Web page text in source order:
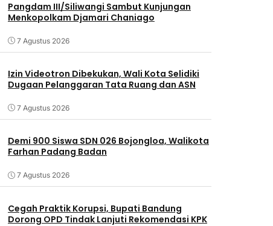
Pangdam III/Siliwangi Sambut Kunjungan
Menkopolkam Djamari Chaniago
7 Agustus 2026
Izin Videotron Dibekukan, Wali Kota Selidiki
Dugaan Pelanggaran Tata Ruang dan ASN
7 Agustus 2026
Demi 900 Siswa SDN 026 Bojongloa, Walikota
Farhan Padang Badan
7 Agustus 2026
Cegah Praktik Korupsi, Bupati Bandung
Dorong OPD Tindak Lanjuti Rekomendasi KPK